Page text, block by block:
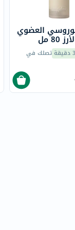
العضوي
مل
تصلك في